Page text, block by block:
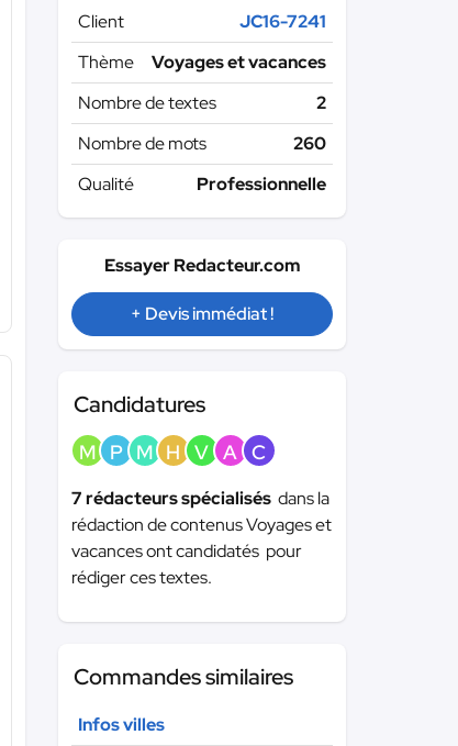
Client
JC16-7241
Thème
Voyages et vacances
Nombre de textes
2
Nombre de mots
260
Qualité
Professionnelle
Essayer Redacteur.com
+ Devis immédiat !
Candidatures
M P M H V A C
7 rédacteurs spécialisés dans la
rédaction de contenus Voyages et
vacances ont candidatés pour
rédiger ces textes.
Commandes similaires
Infos villes